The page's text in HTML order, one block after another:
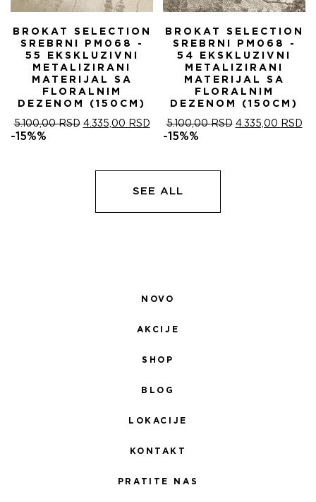
BROKAT SELECTION
SREBRNI PM068 -
55 EKSKLUZIVNI
METALIZIRANI
MATERIJAL SA
FLORALNIM
DEZENOM (150CM)
5.100,00RSD ОРИГИНАЛНА
5.100,00 RSD.
4.335,00 RSDТРЕНУТНА
ЦЕНА
-15%%
BROKAT SELECTION
SREBRNI PM068 -
54 EKSKLUZIVNI
METALIZIRANI
MATERIJAL SA
FLORALNIM
DEZENOM (150CM)
5.100,00RSD ОРИГИНАЛНА
4.335,00 RSD
-15%%
SEE ALL
NOVO
AKCIJE
SHOP
BLOG
LOKACIJE
KONTAKT
PRATITE NAS